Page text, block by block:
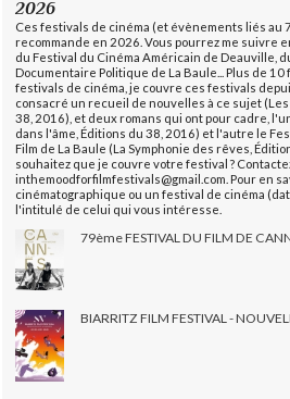
2026
Ces festivals de cinéma (et évènements liés au
recommande en 2026. Vous pourrez me suivre
du Festival du Cinéma Américain de Deauville,
Documentaire Politique de La Baule... Plus de
festivals de cinéma, je couvre ces festivals
consacré un recueil de nouvelles à ce sujet
38, 2016), et deux romans qui ont pour cadre,
dans l'âme, Éditions du 38, 2016) et l'autre le
Film de La Baule (La Symphonie des rêves,
souhaitez que je couvre votre festival ?
inthemoodforfilmfestivals@gmail.com. Pour en
cinématographique ou un festival de cinéma
l'intitulé de celui qui vous intéresse.
79ème FESTIVAL DU FILM DE
BIARRITZ FILM FESTIVAL -